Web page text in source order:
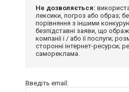
Не дозволяється:
лексики, погроз або образ;
порівняння з іншими
безпідставні заяви, що
компанії і / або її послуги;
сторонні інтернет-ресурси;
самореклама.
Введіть email: